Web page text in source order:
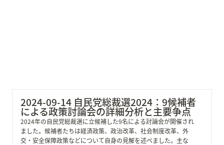
2024-09-14 自民党総裁選2024：9候補者
による政策討論会の詳細分析と主要争点
2024年の自民党総裁選に立候補した9名による討論会が開催され
ました。候補者たちは経済政策、政治改革、社会制度改革、外
交・安全保障政策などについて自身の見解を述べました。主な